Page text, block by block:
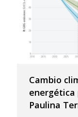
Cambio
energética
Paulina